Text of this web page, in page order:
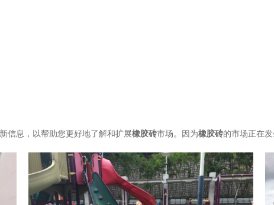
信息，以帮助您更好地了解和扩展橡胶砖市场。因为橡胶砖的市场正在